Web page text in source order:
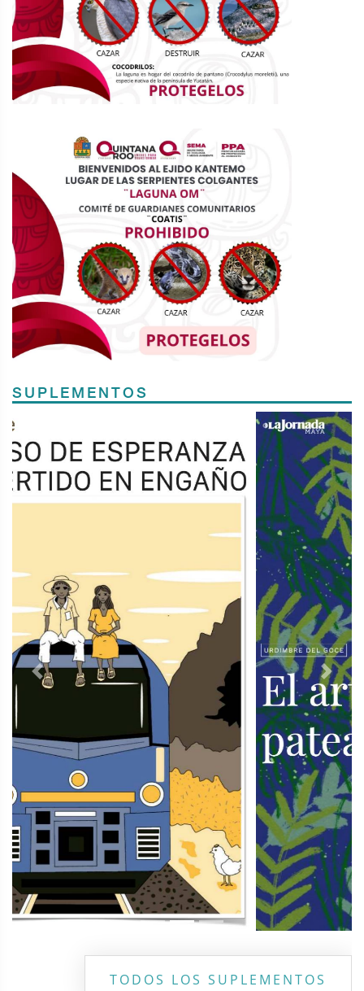
SUPLEMENTOS
Previous Next
TODOS LOS SUPLEMENTOS